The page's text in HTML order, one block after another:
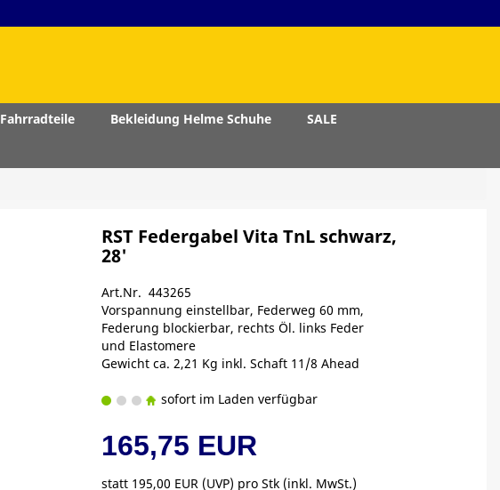
Fahrradteile Bekleidung Helme Schuhe
SALE
RST Federgabel Vita TnL schwarz,
28'
Art.Nr. 443265
Vorspannung einstellbar, Federweg 60 mm,
Federung blockierbar, rechts Öl. links Feder
und Elastomere
Gewicht ca. 2,21 Kg inkl. Schaft 11/8 Ahead
sofort im Laden verfügbar
165,75 EUR
statt 195,00 EUR (UVP) pro Stk (inkl. MwSt.)